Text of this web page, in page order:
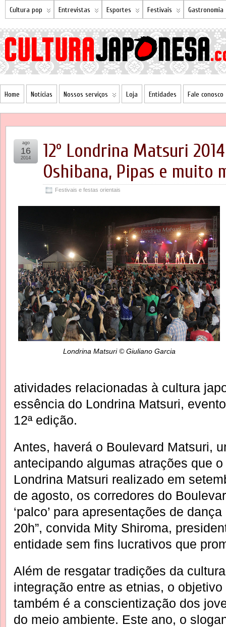
Cultura pop Entrevistas Esportes Festivais Gastronomia
Home Notícias Nossos serviços Loja Entidades Fale conosco
12º Londrina Matsuri
Oshibana, Pipas e muito
Festivais e festas orientais
ago
16
2014
Londrina Matsuri © Giuliano Garcia
atividades relacionadas à cultura
essência do Londrina Matsuri,
12ª edição.
Antes, haverá o Boulevard Matsuri,
antecipando algumas atrações que
Londrina Matsuri realizado em
de agosto, os corredores do
‘palco’ para apresentações de
20h”, convida Mity Shiroma,
entidade sem fins lucrativos que
Além de resgatar tradições da
integração entre as etnias, o
também é a conscientização dos
do meio ambiente. Este ano, o